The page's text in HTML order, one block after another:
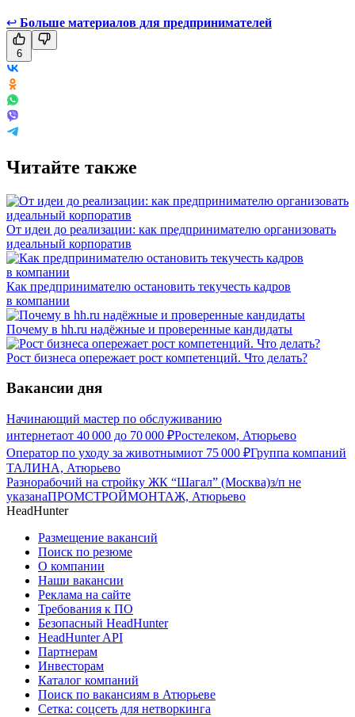
↩ Больше материалов для предпринимателей
6
Читайте также
От идеи до реализации: как предпринимателю организовать
идеальный корпоратив
Как предпринимателю остановить текучесть кадров
в компании
Почему в hh.ru надёжные и проверенные кандидаты
Рост бизнеса опережает рост компетенций. Что делать?
Вакансии дня
Начинающий мастер по обслуживанию
интернетаот 40 000 до 70 000 ₽Ростелеком, Атюрьево
Оператор по уходу за животнымиот 75 000 ₽Группа компаний
ТАЛИНА, Атюрьево
Разнорабочий на стройку ЖК “Шагал” (Москва)з/п не
указанаПРОМСТРОЙМОНТАЖ, Атюрьево
HeadHunter
Размещение вакансий
Поиск по резюме
О компании
Наши вакансии
Реклама на сайте
Требования к ПО
Безопасный HeadHunter
HeadHunter API
Партнерам
Инвесторам
Каталог компаний
Поиск по вакансиям в Атюрьеве
Сетка: соцсеть для нетворкинга